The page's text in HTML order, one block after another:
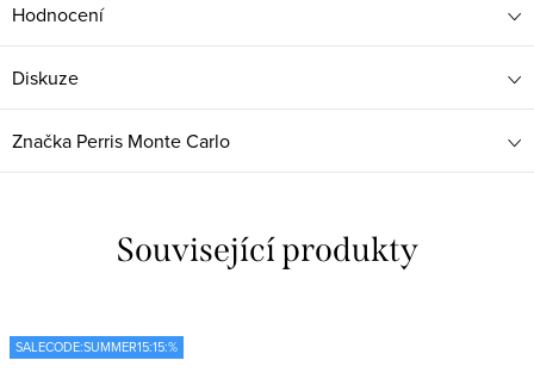
Hodnocení
Diskuze
Značka Perris Monte Carlo
Související produkty
SALECODE:SUMMER15:15:%